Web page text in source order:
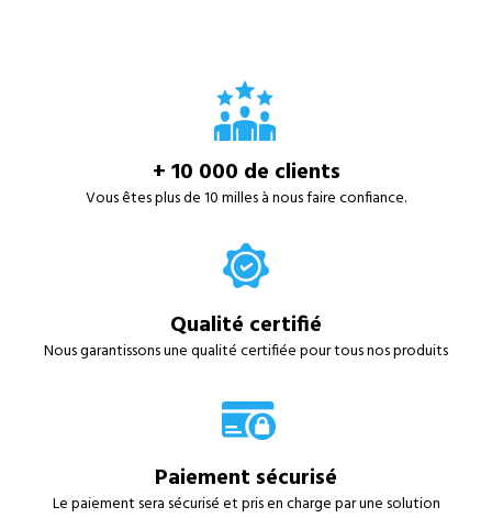
+ 10 000 de clients
Vous êtes plus de 10 milles à nous faire confiance.
Qualité certifié
Nous garantissons une qualité certifiée pour tous nos produits
Paiement sécurisé
Le paiement sera sécurisé et pris en charge par une solution